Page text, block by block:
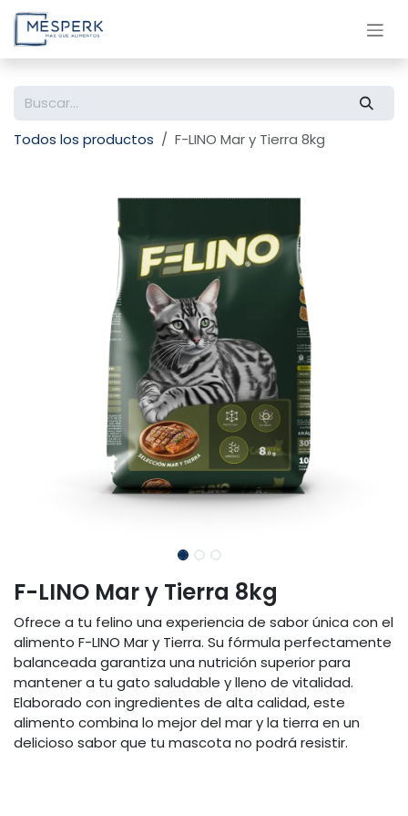
Ir al contenido
Todos los productos F-LINO Mar y Tierra 8kg
F-LINO Mar y Tierra 8kg
Ofrece a tu felino una experiencia de sabor única con el
alimento F-LINO Mar y Tierra. Su fórmula perfectamente
balanceada garantiza una nutrición superior para
mantener a tu gato saludable y lleno de vitalidad.
Elaborado con ingredientes de alta calidad, este
alimento combina lo mejor del mar y la tierra en un
delicioso sabor que tu mascota no podrá resistir.